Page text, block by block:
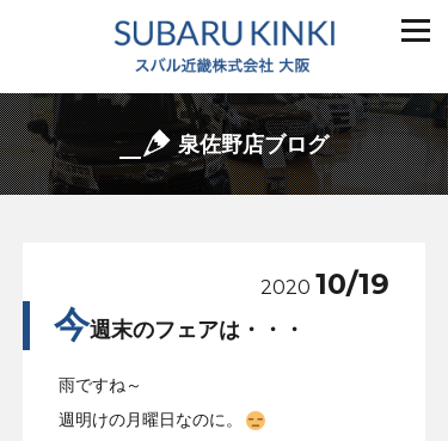
泉佐野店ブログ
2020 10/19
今週末のフェアは・・・
雨ですね～
週明けの月曜日なのに。